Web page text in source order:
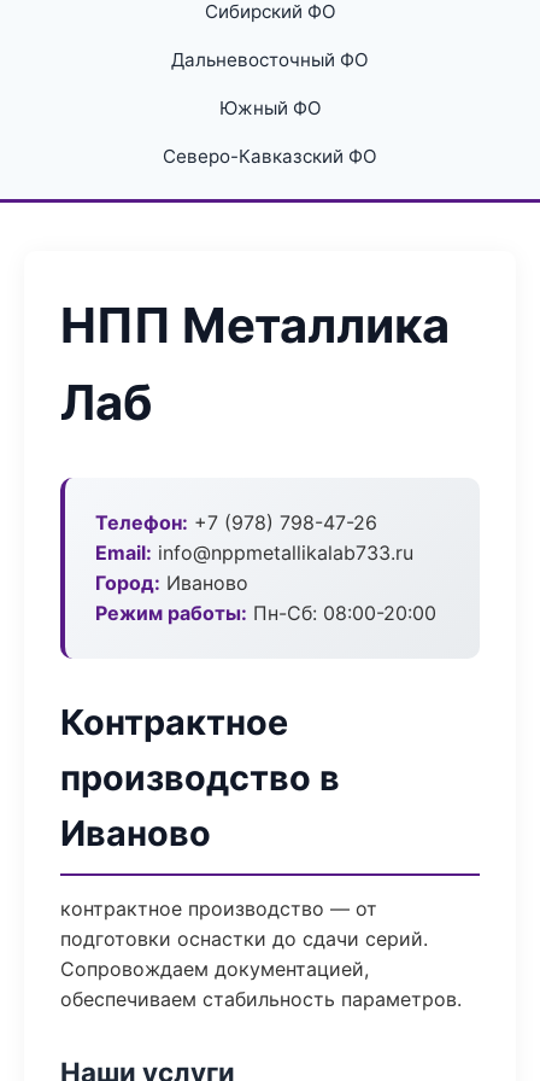
Сибирский ФО
Дальневосточный ФО
Южный ФО
Северо-Кавказский ФО
НПП Металлика
Лаб
Телефон: +7 (978) 798-47-26
Email: info@nppmetallikalab733.ru
Город: Иваново
Режим работы: Пн-Сб: 08:00-20:00
Контрактное
производство в
Иваново
контрактное производство — от
подготовки оснастки до сдачи серий.
Сопровождаем документацией,
обеспечиваем стабильность параметров.
Наши услуги